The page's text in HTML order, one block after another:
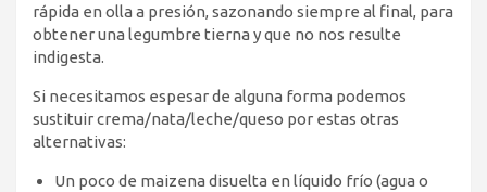
rápida en olla a presión, sazonando siempre al final, para
obtener una legumbre tierna y que no nos resulte
indigesta.
Si necesitamos espesar de alguna forma podemos
sustituir crema/nata/leche/queso por estas otras
alternativas:
Un poco de maizena disuelta en líquido frío (agua o